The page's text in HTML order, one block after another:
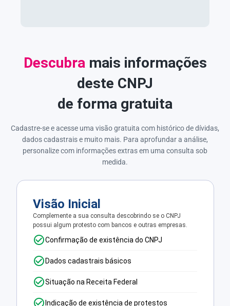
Descubramais informações
deste CNPJ
de forma gratuita
Cadastre-se e acesse uma visão gratuita com histórico de dívidas,
dados cadastrais e muito mais. Para aprofundar a análise,
personalize com informações extras em uma consulta sob
medida.
Visão Inicial
Complemente a sua consulta descobrindo se o CNPJ
possui algum protesto com bancos e outras empresas.
Confirmação de existência do CNPJ
Dados cadastrais básicos
Situação na Receita Federal
Indicação de existência de protestos